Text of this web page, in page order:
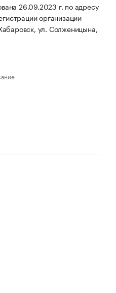
26.09.2023 г. по адресу
организации
ул. Солженицына,